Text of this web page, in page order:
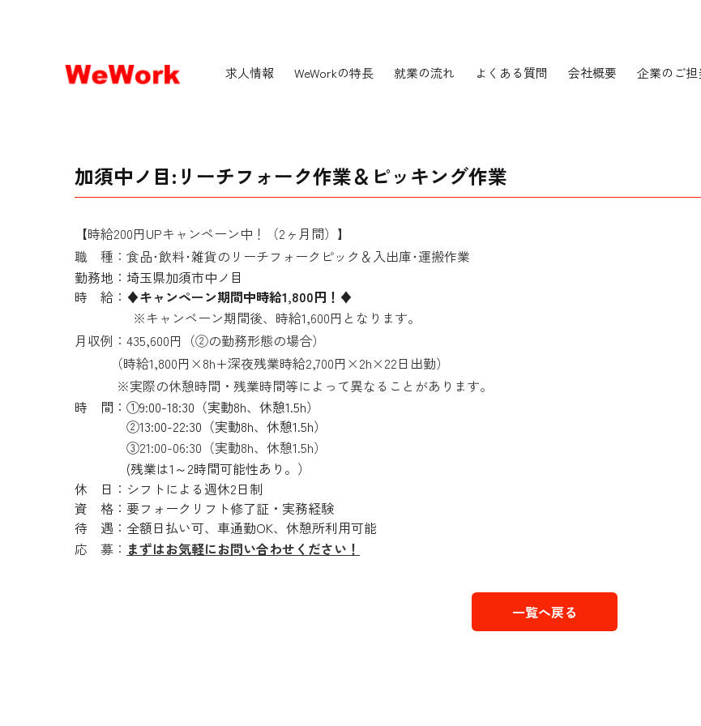
求人情報 WeWorkの特長 就業の流れ よくある質問 会社概要 企業のご
加須中ノ目:リーチフォーク作業＆ピッキング作業
【時給200円UPキャンペーン中！（2ヶ月間）】
職 種：食品･飲料･雑貨のリーチフォークピック＆入出庫･運搬作業
勤務地：埼玉県加須市中ノ目
時 給： ♦キャンペーン期間中時給1,800円！♦
※キャンペーン期間後、時給1,600円となります。
月収例：435,600円（②の勤務形態の場合）
（時給1,800円×8h+深夜残業時給2,700円×2h×22日出勤）
※実際の休憩時間・残業時間等によって異なることがあります。
時 間：①9:00-18:30（実動8h、休憩1.5h）
②13:00-22:30（実動8h、休憩1.5h）
③21:00-06:30（実動8h、休憩1.5h）
(残業は1～2時間可能性あり。）
休 日：シフトによる週休2日制
資 格：要フォークリフト修了証・実務経験
待 遇：全額日払い可、車通勤OK、休憩所利用可能
応 募： まずはお気軽にお問い合わせください！
一覧へ戻る